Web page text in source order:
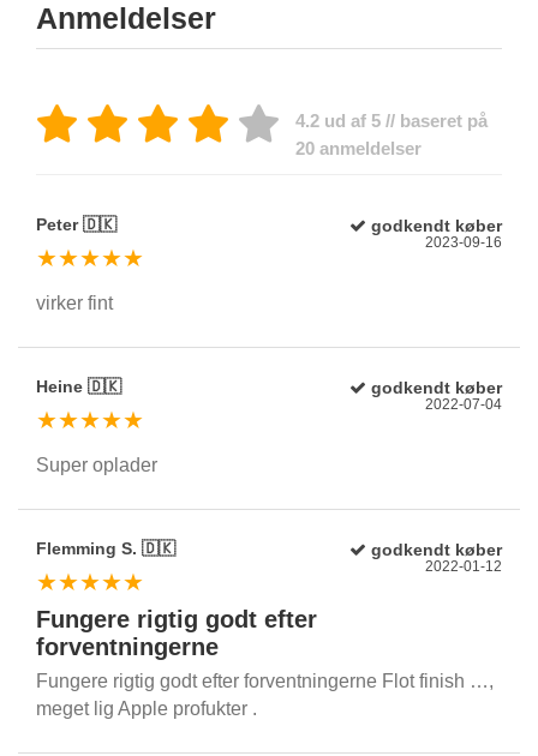
Anmeldelser
4.2 ud af 5 // baseret på
20 anmeldelser
Peter 🇩🇰 godkendt køber
★★★★★
2023-09-16
virker fint
Heine 🇩🇰 godkendt køber
★★★★★
2022-07-04
Super oplader
Flemming S. 🇩🇰 godkendt køber
★★★★★
2022-01-12
Fungere rigtig godt efter
forventningerne
Fungere rigtig godt efter forventningerne Flot finish …,
meget lig Apple profukter .